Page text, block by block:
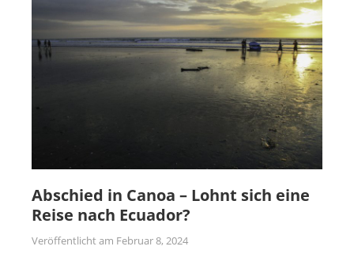
Abschied in Canoa – Lohnt sich eine
Reise nach Ecuador?
Veröffentlicht am Februar 8, 2024